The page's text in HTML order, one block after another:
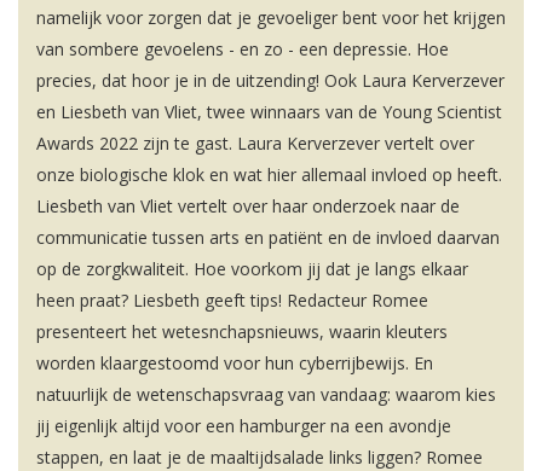
namelijk voor zorgen dat je gevoeliger bent voor het krijgen
van sombere gevoelens - en zo - een depressie. Hoe
precies, dat hoor je in de uitzending! Ook Laura Kerverzever
en Liesbeth van Vliet, twee winnaars van de Young Scientist
Awards 2022 zijn te gast. Laura Kerverzever vertelt over
onze biologische klok en wat hier allemaal invloed op heeft.
Liesbeth van Vliet vertelt over haar onderzoek naar de
communicatie tussen arts en patiënt en de invloed daarvan
op de zorgkwaliteit. Hoe voorkom jij dat je langs elkaar
heen praat? Liesbeth geeft tips! Redacteur Romee
presenteert het wetesnchapsnieuws, waarin kleuters
worden klaargestoomd voor hun cyberrijbewijs. En
natuurlijk de wetenschapsvraag van vandaag: waarom kies
jij eigenlijk altijd voor een hamburger na een avondje
stappen, en laat je de maaltijdsalade links liggen? Romee